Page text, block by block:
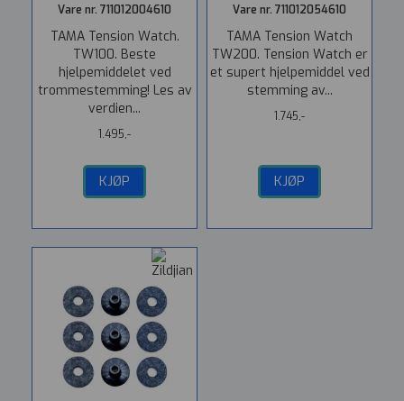
Vare nr. 711012004610
TAMA Tension Watch.
TW100. Beste
hjelpemiddelet ved
trommestemming! Les av
verdien...
1.495,-
KJØP
Vare nr. 711012054610
TAMA Tension Watch
TW200. Tension Watch er
et supert hjelpemiddel ved
stemming av...
1.745,-
KJØP